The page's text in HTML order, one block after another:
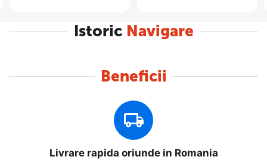
Istoric Navigare
Beneficii
Livrare rapida oriunde in Romania